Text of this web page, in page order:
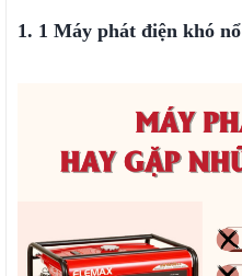
1. 1 Máy phát điện khó nổ